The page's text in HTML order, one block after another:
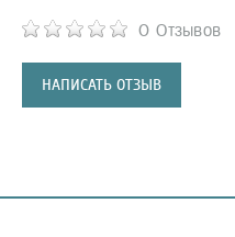
0 Отзывов
НАПИСАТЬ ОТЗЫВ